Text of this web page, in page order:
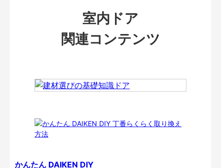
室内ドア
関連コンテンツ
かんたん DAIKEN DIY